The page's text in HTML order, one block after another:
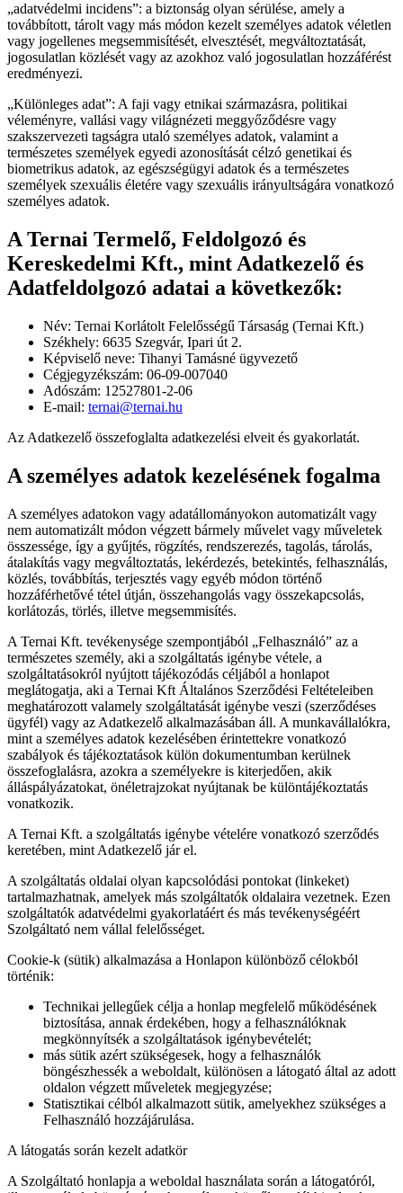
„adatvédelmi incidens”: a biztonság olyan sérülése, amely a
továbbított, tárolt vagy más módon kezelt személyes adatok véletlen
vagy jogellenes megsemmisítését, elvesztését, megváltoztatását,
jogosulatlan közlését vagy az azokhoz való jogosulatlan hozzáférést
eredményezi.
„Különleges adat”: A faji vagy etnikai származásra, politikai
véleményre, vallási vagy világnézeti meggyőződésre vagy
szakszervezeti tagságra utaló személyes adatok, valamint a
természetes személyek egyedi azonosítását célzó genetikai és
biometrikus adatok, az egészségügyi adatok és a természetes
személyek szexuális életére vagy szexuális irányultságára vonatkozó
személyes adatok.
A Ternai Termelő, Feldolgozó és
Kereskedelmi Kft., mint Adatkezelő és
Adatfeldolgozó adatai a következők:
Név: Ternai Korlátolt Felelősségű Társaság (Ternai Kft.)
Székhely: 6635 Szegvár, Ipari út 2.
Képviselő neve: Tihanyi Tamásné ügyvezető
Cégjegyzékszám: 06-09-007040
Adószám: 12527801-2-06
E-mail: ternai@ternai.hu
Az Adatkezelő összefoglalta adatkezelési elveit és gyakorlatát.
A személyes adatok kezelésének fogalma
A személyes adatokon vagy adatállományokon automatizált vagy
nem automatizált módon végzett bármely művelet vagy műveletek
összessége, így a gyűjtés, rögzítés, rendszerezés, tagolás, tárolás,
átalakítás vagy megváltoztatás, lekérdezés, betekintés, felhasználás,
közlés, továbbítás, terjesztés vagy egyéb módon történő
hozzáférhetővé tétel útján, összehangolás vagy összekapcsolás,
korlátozás, törlés, illetve megsemmisítés.
A Ternai Kft. tevékenysége szempontjából „Felhasználó” az a
természetes személy, aki a szolgáltatás igénybe vétele, a
szolgáltatásokról nyújtott tájékozódás céljából a honlapot
meglátogatja, aki a Ternai Kft Általános Szerződési Feltételeiben
meghatározott valamely szolgáltatását igénybe veszi (szerződéses
ügyfél) vagy az Adatkezelő alkalmazásában áll. A munkavállalókra,
mint a személyes adatok kezelésében érintettekre vonatkozó
szabályok és tájékoztatások külön dokumentumban kerülnek
összefoglalásra, azokra a személyekre is kiterjedően, akik
álláspályázatokat, önéletrajzokat nyújtanak be különtájékoztatás
vonatkozik.
A Ternai Kft. a szolgáltatás igénybe vételére vonatkozó szerződés
keretében, mint Adatkezelő jár el.
A szolgáltatás oldalai olyan kapcsolódási pontokat (linkeket)
tartalmazhatnak, amelyek más szolgáltatók oldalaira vezetnek. Ezen
szolgáltatók adatvédelmi gyakorlatáért és más tevékenységéért
Szolgáltató nem vállal felelősséget.
Cookie-k (sütik) alkalmazása a Honlapon különböző célokból
történik:
Technikai jellegűek célja a honlap megfelelő működésének
biztosítása, annak érdekében, hogy a felhasználóknak
megkönnyítsék a szolgáltatások igénybevételét;
más sütik azért szükségesek, hogy a felhasználók
böngészhessék a weboldalt, különösen a látogató által az adott
oldalon végzett műveletek megjegyzése;
Statisztikai célból alkalmazott sütik, amelyekhez szükséges a
Felhasználó hozzájárulása.
A látogatás során kezelt adatkör
A Szolgáltató honlapja a weboldal használata során a látogatóról,